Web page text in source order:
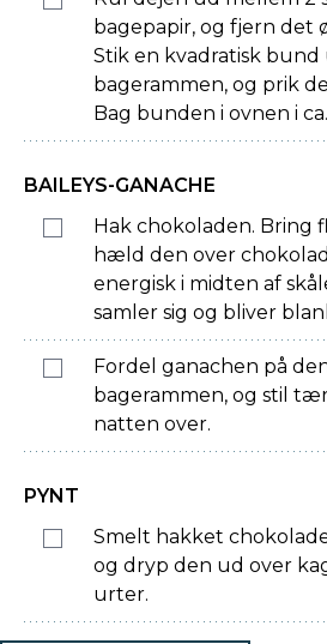
bagepapir, og fjern det
Stik en kvadratisk bund
bagerammen, og prik
Bag bunden i ovnen i
BAILEYS-GANACHE
Hak chokoladen. Bring
hæld den over
energisk i midten af
samler sig og bliver
Fordel ganachen på
bagerammen, og stil
natten over.
PYNT
Smelt hakket
og dryp den ud over
urter.